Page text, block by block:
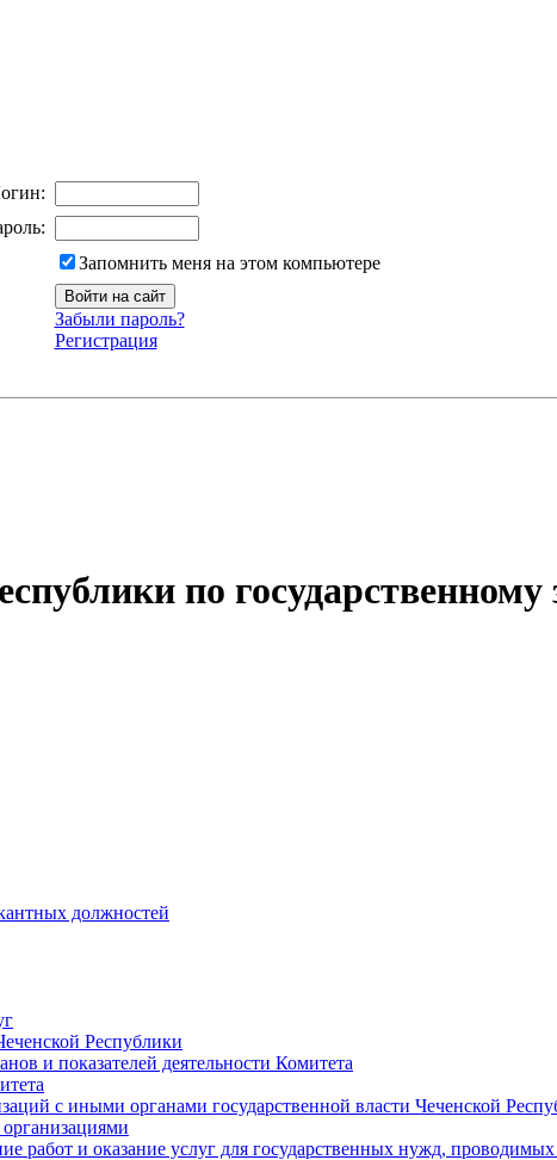
Запомнить меня на этом компьютере
Забыли пароль?
Регистрация
по государственному
должностей
Республики
и показателей деятельности Комитета
с иными органами государственной власти Чеченской
работ и оказание услуг для государственных нужд,